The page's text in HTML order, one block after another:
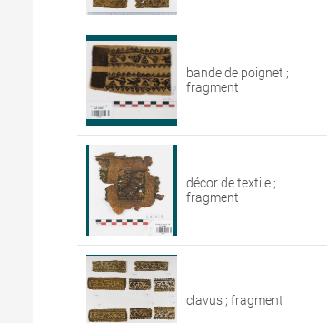
bande de poignet ;
fragment
décor de textile ;
fragment
clavus ; fragment